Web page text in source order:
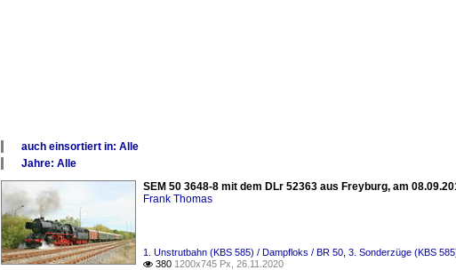
auch einsortiert in: Alle
1. Unstrutbahn (KBS 585)
Jahre: Alle
Alle Jahre
2010
SEM 50 3648-8 mit dem DLr 52363 aus Freyburg, am
Frank Thomas
1. Unstrutbahn (KBS 585) / Dampfloks / BR 50 3. Sonderzüge (KBS
 380 1200x745 Px, 26.11.2020